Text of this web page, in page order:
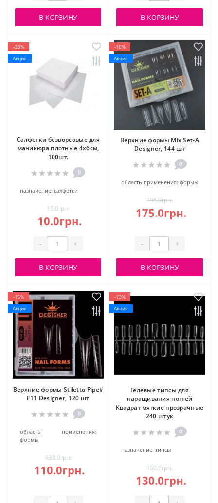
В КОРЗИНУ В КОРЗИНУ
-33%
Акция
Салфетки безворсовые для
маникюра плотные 4х6см,
100шт.
0
назначение: салфетки
15.0грн.
10.0грн.
- +
В КОРЗИНУ
-10%
Акция
Верхние формы Mix Set-А
Designer, 144 шт
0
область применения: формы
195.0грн.
175.0грн.
- +
В КОРЗИНУ
-15%
Акция
Верхние формы Stiletto Pipe#
F11 Designer, 120 шт
0
область применения:
формы
130.0грн.
110.0грн.
-13%
Акция
Гелевые типсы для
наращивания ногтей
Квадрат мягкие прозрачные
240 штук
0
назначение: типсы
150.0грн.
130.0грн.